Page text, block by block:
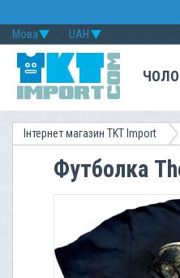
UAH
Мова
Інтернет магазин TKT Import
Футболка